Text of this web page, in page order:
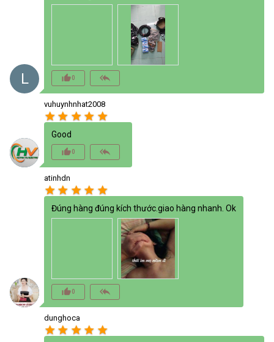
L thumb_up_alt0 reply_all
vuhuynhnhat2008
star star star star star
Good
thumb_up_alt0 reply_all
atinhdn
star star star star star
Đúng hàng đúng kích thước.giao hàng nhanh. Ok
thumb_up_alt0 reply_all
dunghoca
star star star star star